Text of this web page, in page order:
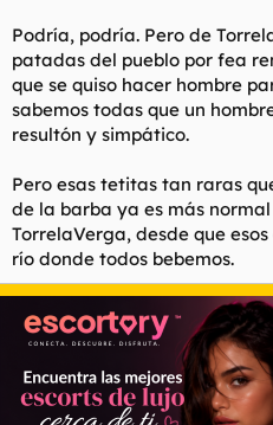
Podría, podría. Pero de
patadas del pueblo por fea
que se quiso hacer hombre
sabemos todas que un
resultón y simpático.
Pero esas tetitas tan raras
de la barba ya es más
TorrelaVerga, desde que
río donde todos bebemos.